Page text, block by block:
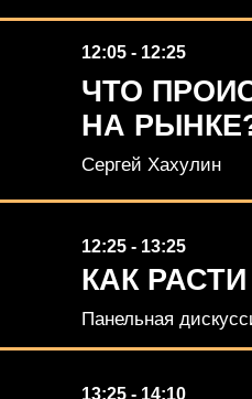
12:05 - 12:25
ЧТО
НА
Сергей Хахулин
12:25 - 13:25
КАК
Панельная
13:25 - 14:10